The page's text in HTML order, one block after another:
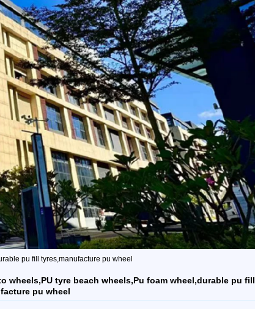
pu fill tyres,manufacture pu wheel
wheels,PU tyre beach wheels,Pu foam wheel,durable pu fill
pu wheel